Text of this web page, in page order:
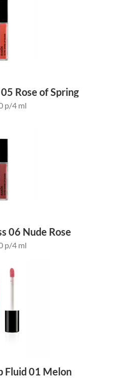
Rose of Spring
p/4 ml
06 Nude Rose
p/4 ml
Fluid 01 Melon